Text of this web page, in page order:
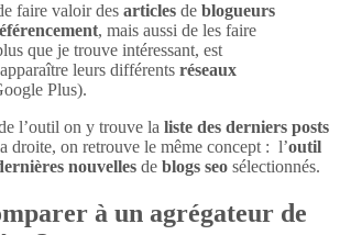
faire valoir des articles de blogueurs
, mais aussi de les faire
que je trouve intéressant, est
leurs différents réseaux
Plus).
l’outil on y trouve la liste des derniers posts
droite, on retrouve le même concept : l’outil
nouvelles de blogs seo sélectionnés.
à un agrégateur de